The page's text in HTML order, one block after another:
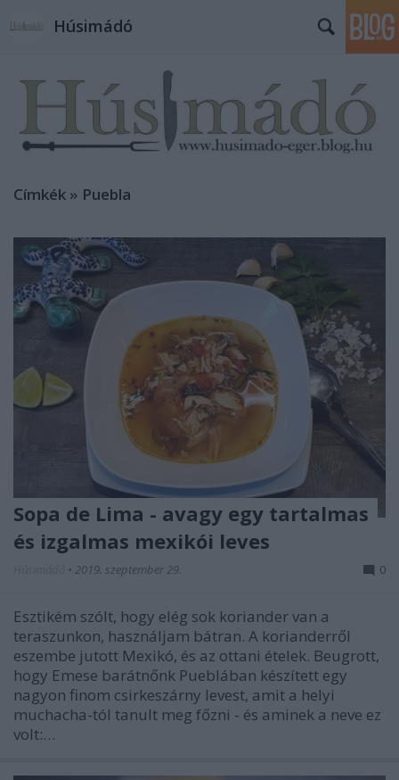
Húsimádó
Címkék » Puebla
Sopa de Lima - avagy egy tartalmas
és izgalmas mexikói leves
• 2019. szeptember 29. 0
Esztikém szólt, hogy elég sok koriander van a
teraszunkon, használjam bátran. A korianderről
eszembe jutott Mexikó, és az ottani ételek. Beugrott,
hogy Emese barátnőnk Pueblában készített egy
nagyon finom csirkeszárny levest, amit a helyi
muchacha-tól tanult meg főzni - és aminek a neve ez
volt:…